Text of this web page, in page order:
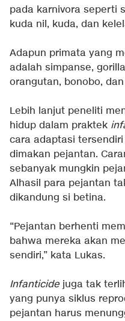
pada karnivora seperti
kuda nil, kuda, dan
Adapun primata yang
adalah simpanse,
orangutan, bonobo,
Lebih lanjut peneliti
hidup dalam praktek
cara adaptasi
dimakan pejantan.
sebanyak mungkin
Alhasil para pejantan
dikandung si betina.
“Pejantan berhenti
bahwa mereka akan
sendiri,” kata Lukas.
Infanticide juga tak
yang punya siklus
pejantan harus